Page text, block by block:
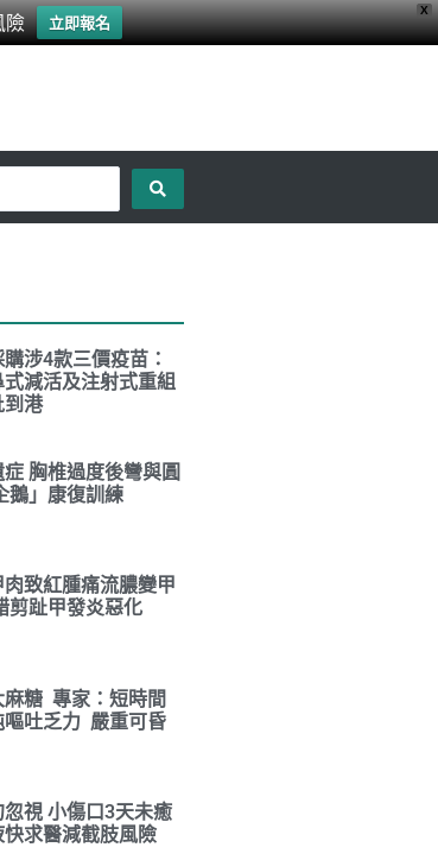
X
險 立即報名
涉4款三價疫苗：
減活及注射式重組
到港
胸椎過度後彎與圓
鵝」康復訓練
致紅腫痛流膿變甲
剪趾甲發炎惡化
麻糖 專家：短時間
嘔吐乏力 嚴重可昏
視 小傷口3天未癒
求醫減截肢風險